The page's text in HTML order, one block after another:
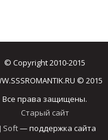
© Copyright 2010-2015
© 2015
Все права защищены.
Старый сайт
Soft— поддержка сайта